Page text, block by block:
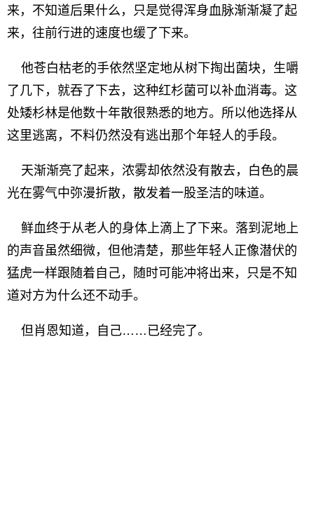
来，不知道后果什么，只是觉得浑身血脉渐渐凝了起
来，往前行进的速度也缓了下来。
他苍白枯老的手依然坚定地从树下掏出菌块，生嚼
了几下，就吞了下去，这种红杉菌可以补血消毒。这
处矮杉林是他数十年散很熟悉的地方。所以他选择从
这里逃离，不料仍然没有逃出那个年轻人的手段。
天渐渐亮了起来，浓雾却依然没有散去，白色的晨
光在雾气中弥漫折散，散发着一股圣洁的味道。
鲜血终于从老人的身体上滴上了下来。落到泥地上
的声音虽然细微，但他清楚，那些年轻人正像潜伏的
猛虎一样跟随着自己，随时可能冲将出来，只是不知
道对方为什么还不动手。
但肖恩知道，自己……已经完了。